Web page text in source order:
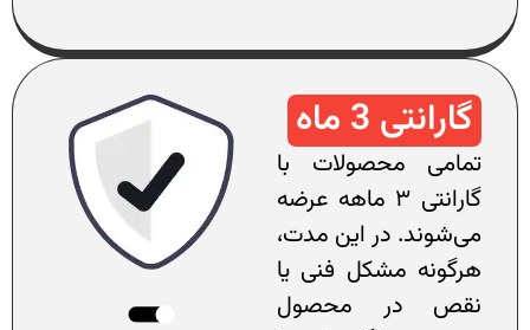
گارانتی 3 ماه
تمامی محصولات با
گارانتی ۳ ماهه عرضه
می‌شوند. در این مدت،
هرگونه مشکل فنی یا
نقص در محصول